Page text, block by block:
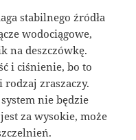
stabilnego źródła
wodociągowe,
na deszczówkę.
i ciśnienie, bo to
zraszaczy.
nie będzie
za wysokie, może